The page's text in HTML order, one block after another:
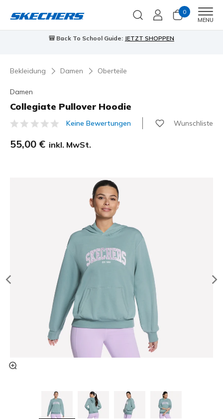
0
MENU
🎒 Back To School Guide: JETZT SHOPPEN
Bekleidung Damen Oberteile
Damen
Collegiate Pullover Hoodie
5 von 5 Kundenbewertungen
Keine Bewertungen Wunschliste
55,00 € inkl. MwSt.